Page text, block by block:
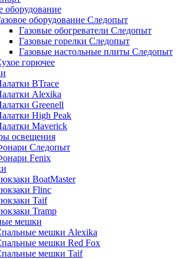
оборудование
оборудование Следопыт
Газовые обогреватели Следопыт
Газовые горелки Следопыт
Газовые настольные плиты Следопыт
горючее
BTrace
Alexika
Greenell
High Peak
Maverick
освещения
Следопыт
Fenix
BoatMaster
Flinc
Taif
Tramp
мешки
мешки Alexika
мешки Red Fox
мешки Taif